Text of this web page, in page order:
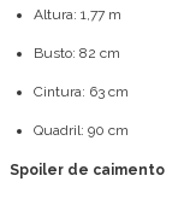
Altura: 1,77 m
Busto: 82 cm
Cintura: 63 cm
Quadril: 90 cm
Spoiler de caimento